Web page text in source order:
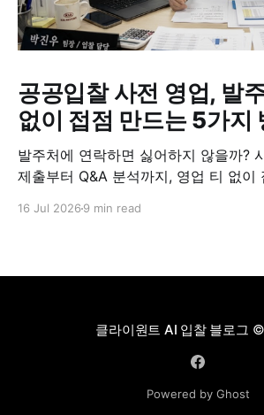
공공입찰 사전 영업, 발
없이 접점 만드는 5가지
발주처에 연락하면 싫어하지 않을까?
제출부터 Q&A 분석까지, 영업 티 없이
16 Jul 2026 9 min read
클라이원트 AI 입찰 블로그
Powered by Ghost